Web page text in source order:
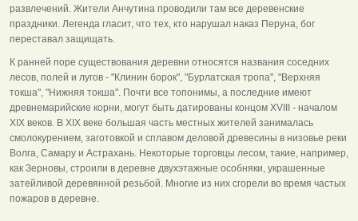
развлечений. Жители Анчутина проводили там все деревенские
праздники. Легенда гласит, что тех, кто нарушал наказ Перуна, бог
переставал защищать.
К ранней поре существования деревни относятся названия соседних
лесов, полей и лугов - "Клинин борок", "Бурлатская тропа", "Верхняя
токша", "Нижняя токша". Почти все топонимы, а последние имеют
древнемарийские корни, могут быть датированы концом XVIII - началом
XIX веков. В XIX веке большая часть местных жителей занималась
смолокурением, заготовкой и сплавом деловой древесины в низовье реки
Волга, Самару и Астрахань. Некоторые торговцы лесом, такие, например,
как Зерновы, строили в деревне двухэтажные особняки, украшенные
затейливой деревянной резьбой. Многие из них сгорели во время частых
пожаров в деревне.